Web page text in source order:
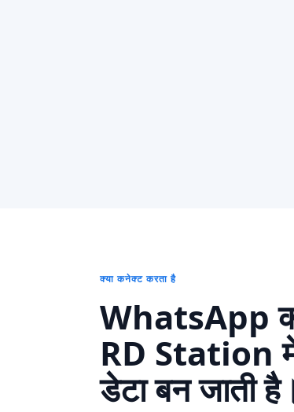
क्या कनेक्ट करता है
WhatsApp
RD Station में
डेटा बन जाती